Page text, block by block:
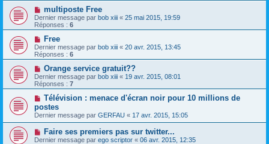
multiposte Free
Dernier message par bob xiii « 25 mai 2015, 19:59
Réponses : 6
Free
Dernier message par bob xiii « 20 avr. 2015, 13:45
Réponses : 6
Orange service gratuit??
Dernier message par bob xiii « 19 avr. 2015, 08:01
Réponses : 7
Télévision : menace d'écran noir pour 10 millions de
postes
Dernier message par GERFAU « 17 avr. 2015, 15:05
Faire ses premiers pas sur twitter...
Dernier message par ego scriptor « 06 avr. 2015, 12:35